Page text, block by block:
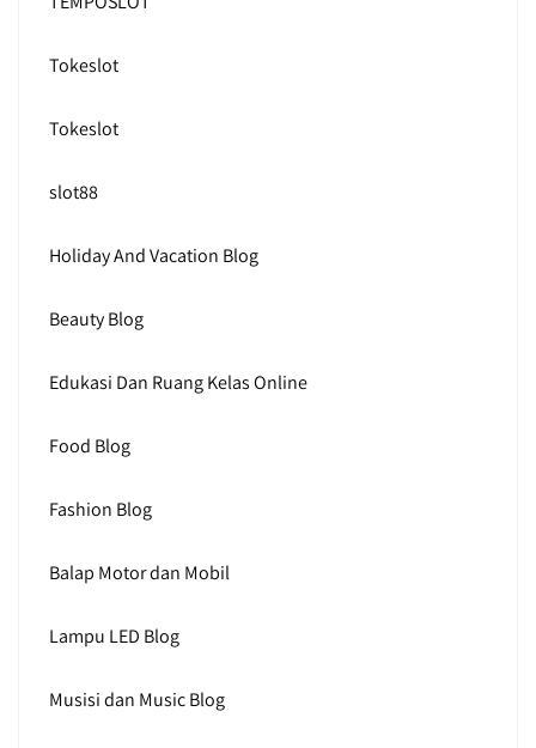
Tokeslot
Tokeslot
slot88
Holiday And Vacation Blog
Beauty Blog
Edukasi Dan Ruang Kelas Online
Food Blog
Fashion Blog
Balap Motor dan Mobil
Lampu LED Blog
Musisi dan Music Blog